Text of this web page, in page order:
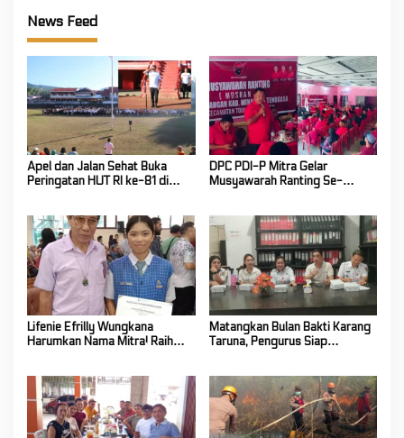
News Feed
Apel dan Jalan Sehat Buka
Peringatan HUT RI ke-81 di
DPC PDI-P Mitra Gelar
Musyawarah Ranting Se-
Lifenie Efrilly Wungkana
Harumkan Nama Mitra! Raih
Matangkan Bulan Bakti Karang
Taruna, Pengurus Siap